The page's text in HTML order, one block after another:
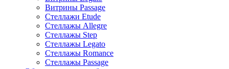
Витрины Passage
Стеллажи Etude
Стеллажы Allegre
Стеллажы Step
Стеллажы Legato
Стеллажы Romance
Стеллажы Passage